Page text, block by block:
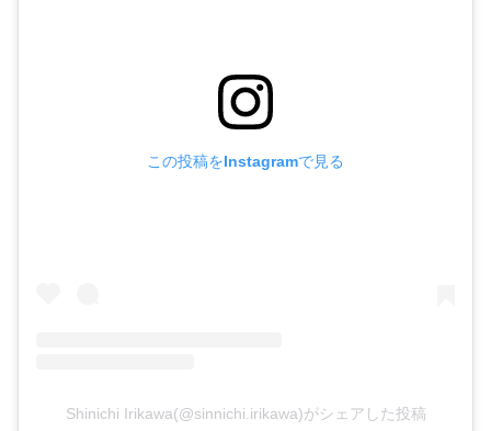
この投稿をInstagramで見る
Shinichi Irikawa(@sinnichi.irikawa)がシェアした投稿